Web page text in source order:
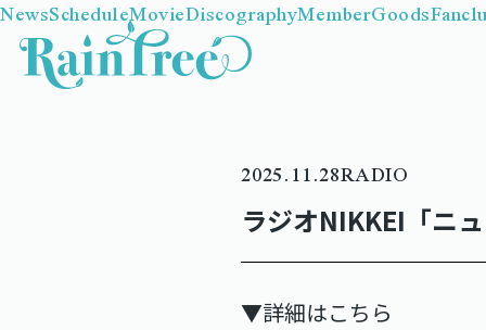
NewsScheduleMovieDiscographyMemberGoods
2025.11.28RADIO
ラジオNIKKEI「ニ
▼詳細はこちら